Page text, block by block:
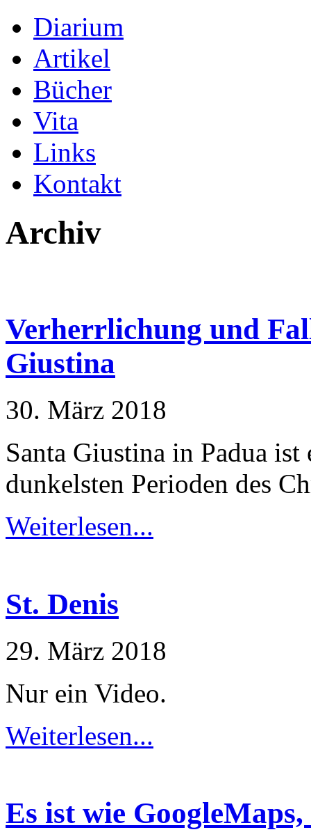
Diarium
Artikel
Bücher
Vita
Links
Kontakt
Archiv
Verherrlichung und
Giustina
30. März 2018
Santa Giustina in Padua
dunkelsten Perioden des
Weiterlesen...
St. Denis
29. März 2018
Nur ein Video.
Weiterlesen...
Es ist wie